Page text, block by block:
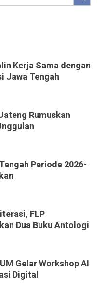
Kerja Sama dengan
Jawa Tengah
Rumuskan
Periode 2026-
FLP
Dua Buku Antologi
Gelar Workshop AI
Digital